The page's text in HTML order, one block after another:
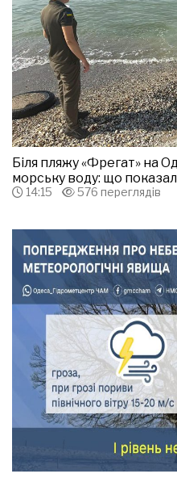
Біля пляжу «Фрегат» на
морську воду: що
14:15 576 переглядів